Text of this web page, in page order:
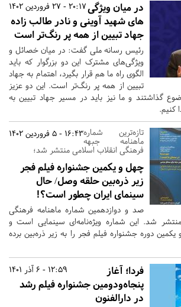
20:17 - 27 فروردین 1402در میان ویژگی‌
های شهید آوینی و نادر طالب زاده
جهاد تبیین از همه پر رنگ‌تر است
رئیس رسانه ملی گفت: در میان خصائل و
ویژگی‌های مشترک این دو بزرگوار که باید
الگوی راه ما هم قرار بگیرد، اهتمام به جهاد
تبیین از همه پر رنگ‌تر است. این دو عزیز
گذاشتند و ما نیز باید در مسیر جهاد تبیین به
کنیم.
16:43 - 5 فروردین 1402تازه‌ترین شماره
ماهنامه جبهه
فرهنگی انقلاب اسلامی منتشر شد؛
چهل و یکمین جشنواره فیلم فجر
زیر ذره‌بین حلقه وصل/ حال
سینمای ایران چطور است؟!
صد و دوازدهمین شماره ماهنامه فرهنگی
شد. این شماره ویژه‌نامه‌ای سینمایی است و
دوره جشنواره فیلم فجر را به زیر ذره‌بین برده
12:59 - 6 آذر 1401
فردا؛ آغاز
پنجاه‌و‌دومین جشنواره فیلم رشد
در دارالفنون